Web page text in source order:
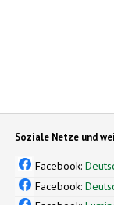
Soziale Netze und
Facebook:
Facebook: